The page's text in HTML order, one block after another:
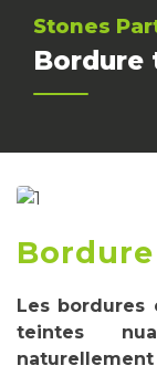
Stones
Bordure
Les bordures
teintes